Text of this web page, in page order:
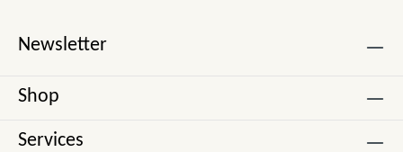
Newsletter
Shop
Services